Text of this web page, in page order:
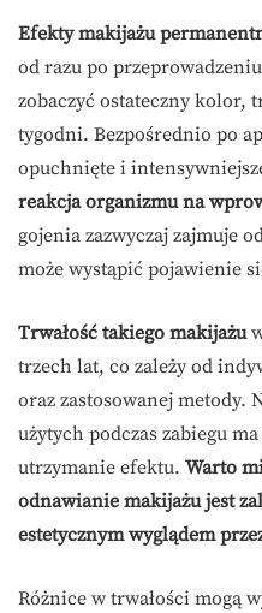
Efekty makijażu
od razu po
zobaczyć ostateczny kolor,
tygodni. Bezpośrednio po
opuchnięte i
reakcja organizmu na
gojenia zazwyczaj zajmuje
może wystąpić pojawienie
Trwałość takiego makijażu
trzech lat, co zależy od
oraz zastosowanej metody.
użytych podczas zabiegu
utrzymanie efektu. Warto
odnawianie makijażu jest
estetycznym wyglądem
Różnice w trwałości mogą